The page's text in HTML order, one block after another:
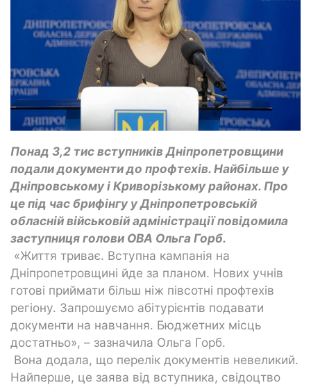
Понад 3,2 тис вступників Дніпропетровщини
подали документи до профтехів. Найбільше у
Дніпровському і Криворізькому районах. Про
це під час брифінгу у Дніпропетровській
обласній військовій адміністрації повідомила
заступниця голови ОВА Ольга Горб.
«Життя триває. Вступна кампанія на
Дніпропетровщині йде за планом. Нових учнів
готові приймати більш ніж півсотні профтехів
регіону. Запрошуємо абітурієнтів подавати
документи на навчання. Бюджетних місць
достатньо», – зазначила Ольга Горб.
Вона додала, що перелік документів невеликий.
Найперше, це заява від вступника, свідоцтво